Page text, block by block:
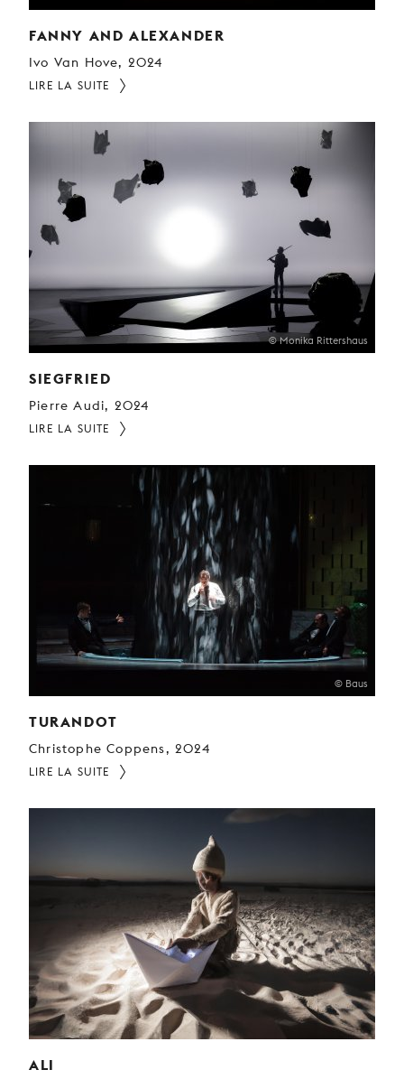
FANNY AND ALEXANDER
Ivo Van Hove, 2024
LIRE LA SUITE
© Monika Rittershaus
SIEGFRIED
Pierre Audi, 2024
LIRE LA SUITE
© Baus
TURANDOT
Christophe Coppens, 2024
LIRE LA SUITE
ALI